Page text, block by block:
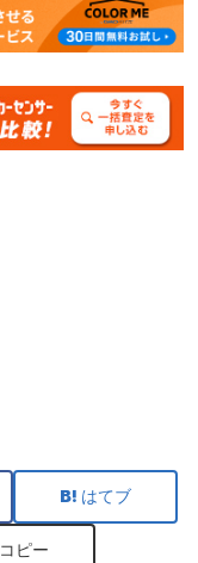
はてブ
コピー